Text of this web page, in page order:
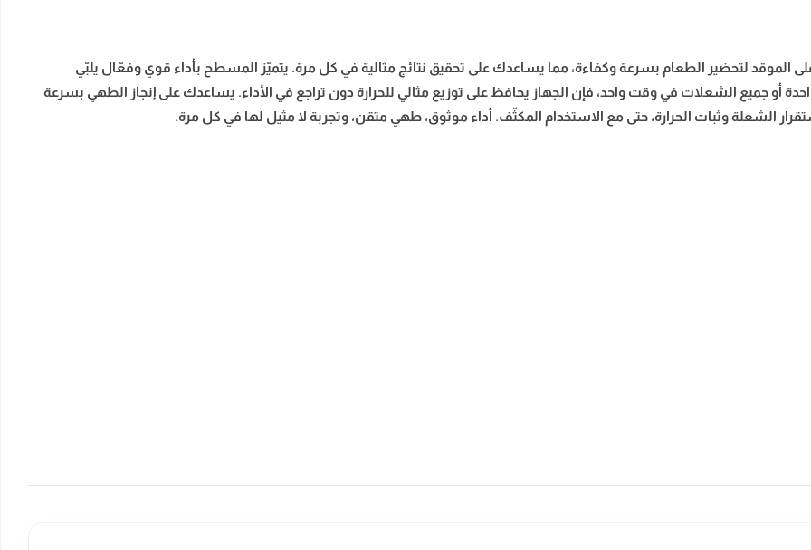
على الموقد لتحضير الطعام بسرعة وكفاءة، مما يساعدك على تحقيق نتائج مثالية في كل مرة. يتميّز المسطح بأداء قوي وفعّال يلبّي
أو جميع الشعلات في وقت واحد، فإن الجهاز يحافظ على توزيع مثالي للحرارة دون تراجع في الأداء. يساعدك على إنجاز الطهي بسرعة
الشعلة وثبات الحرارة، حتى مع الاستخدام المكثّف. أداء موثوق، طهي متقن، وتجربة لا مثيل لها في كل مرة.